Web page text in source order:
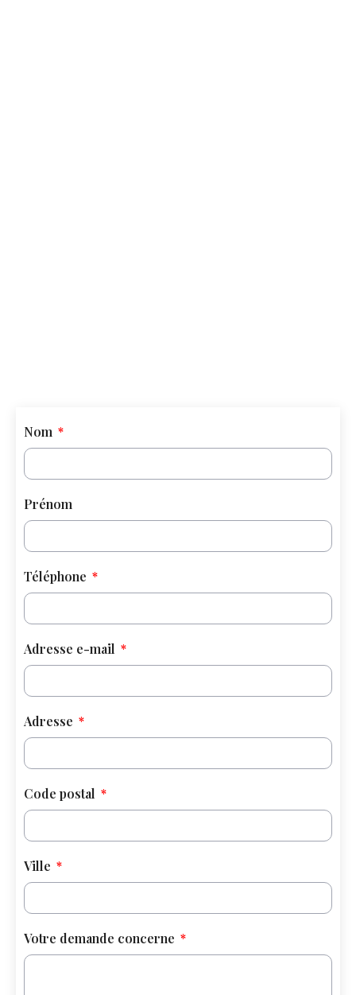
Nom
Prénom
Téléphone
Adresse e-mail
Adresse
Code postal
Ville
Votre demande concerne